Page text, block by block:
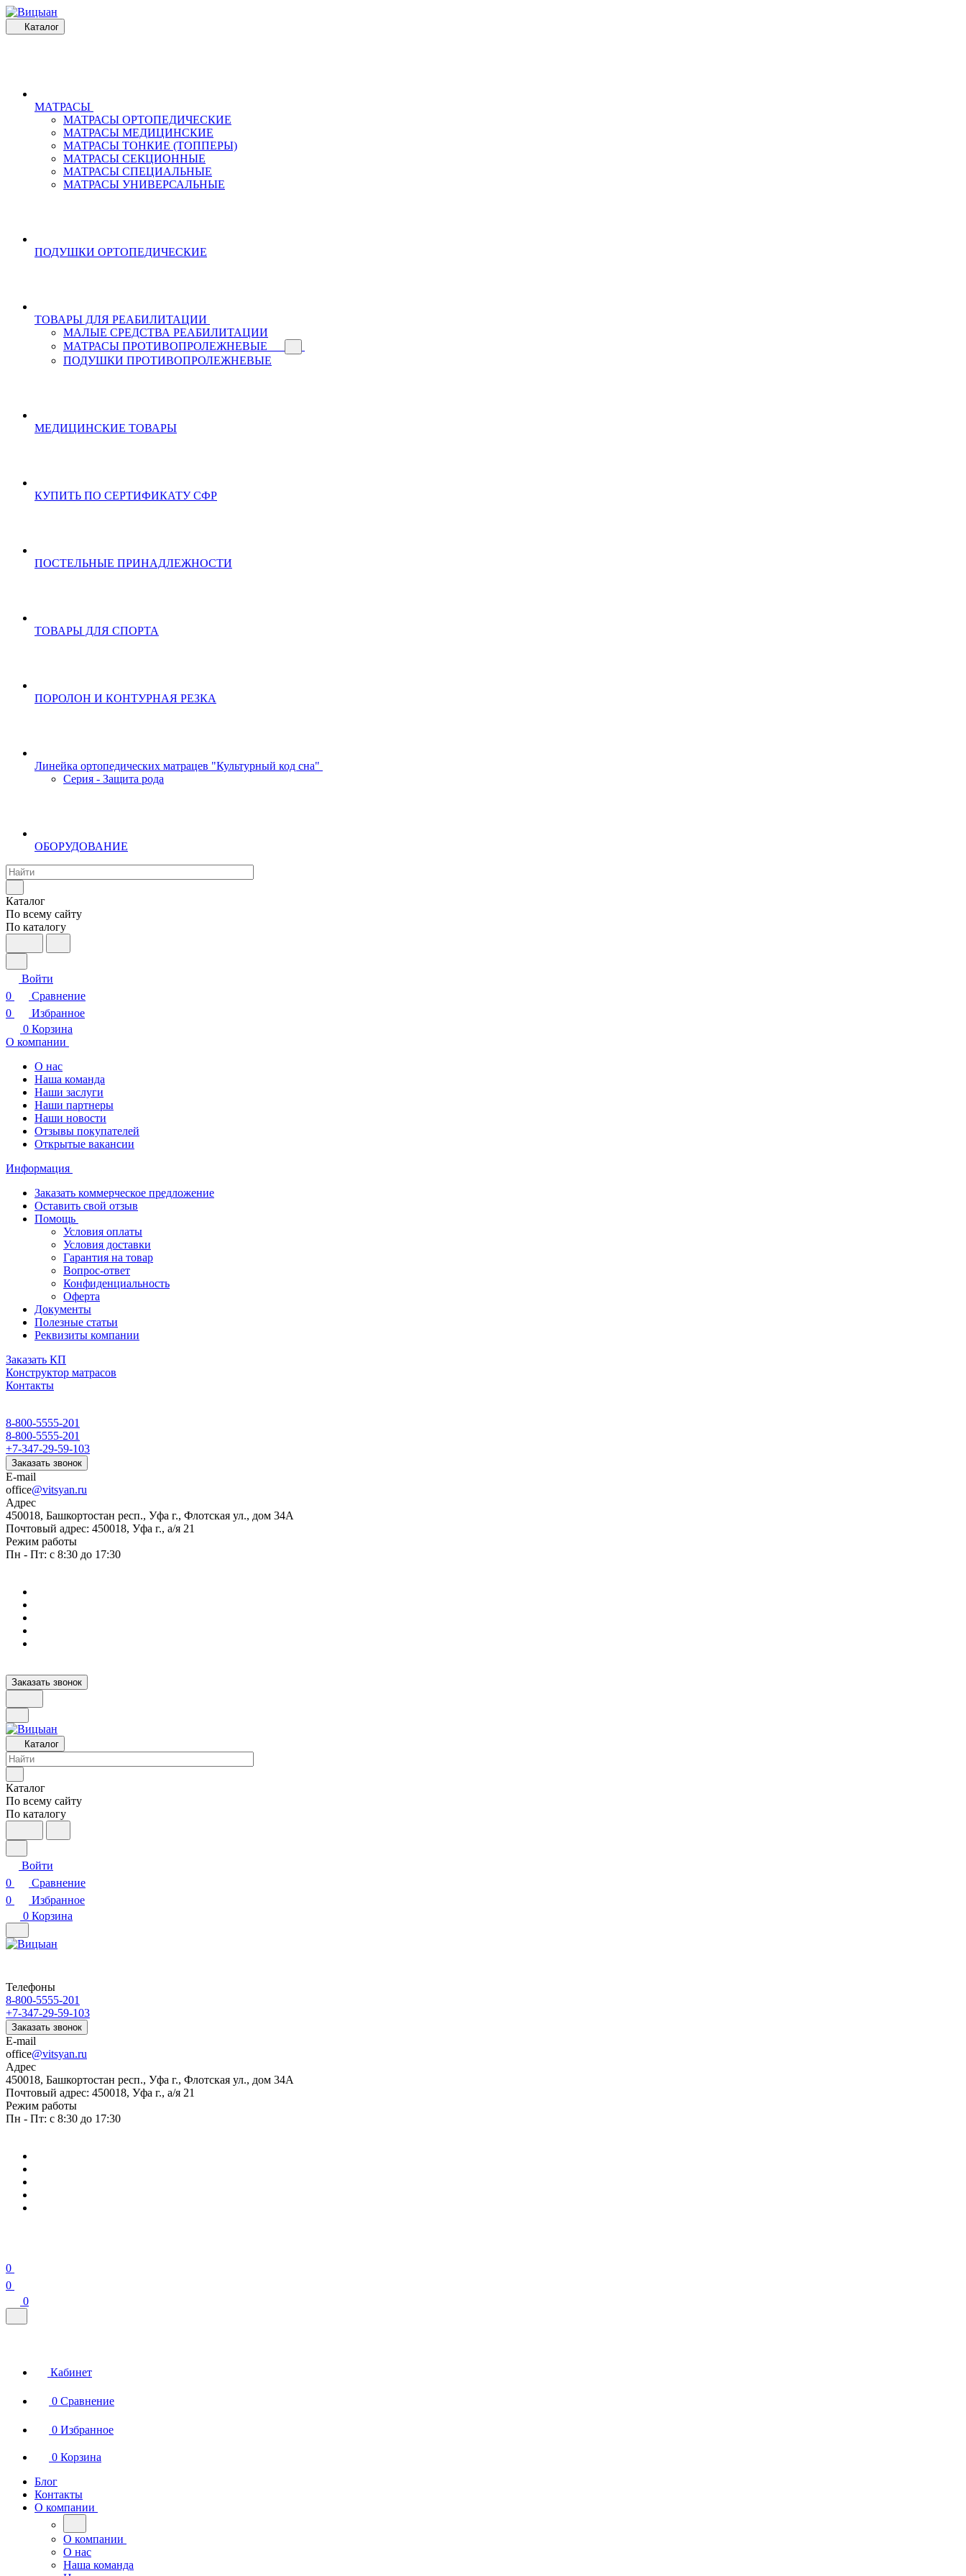
Каталог
МАТРАСЫ
МАТРАСЫ ОРТОПЕДИЧЕСКИЕ
МАТРАСЫ МЕДИЦИНСКИЕ
МАТРАСЫ ТОНКИЕ (ТОППЕРЫ)
МАТРАСЫ СЕКЦИОННЫЕ
МАТРАСЫ СПЕЦИАЛЬНЫЕ
МАТРАСЫ УНИВЕРСАЛЬНЫЕ
ПОДУШКИ ОРТОПЕДИЧЕСКИЕ
ТОВАРЫ ДЛЯ РЕАБИЛИТАЦИИ
МАЛЫЕ СРЕДСТВА РЕАБИЛИТАЦИИ
МАТРАСЫ ПРОТИВОПРОЛЕЖНЕВЫЕ
ПОДУШКИ ПРОТИВОПРОЛЕЖНЕВЫЕ
МЕДИЦИНСКИЕ ТОВАРЫ
КУПИТЬ ПО СЕРТИФИКАТУ СФР
ПОСТЕЛЬНЫЕ ПРИНАДЛЕЖНОСТИ
ТОВАРЫ ДЛЯ СПОРТА
ПОРОЛОН И КОНТУРНАЯ РЕЗКА
Линейка ортопедических матрацев "Культурный код сна"
Серия - Защита рода
ОБОРУДОВАНИЕ
Каталог
По всему сайту
По каталогу
Войти
0
Сравнение
0
Избранное
0 Корзина
О компании
О нас
Наша команда
Наши заслуги
Наши партнеры
Наши новости
Отзывы покупателей
Открытые вакансии
Информация
Заказать коммерческое предложение
Оставить свой отзыв
Помощь
Условия оплаты
Условия доставки
Гарантия на товар
Вопрос-ответ
Конфиденциальность
Оферта
Документы
Полезные статьи
Реквизиты компании
Заказать КП
Конструктор матрасов
Контакты
8-800-5555-201
8-800-5555-201
+7-347-29-59-103
Заказать звонок
E-mail
office@vitsyan.ru
Адрес
450018, Башкортостан респ., Уфа г., Флотская ул., дом 34А
Почтовый адрес: 450018, Уфа г., а/я 21
Режим работы
Пн - Пт: с 8:30 до 17:30
Заказать звонок
Каталог
Каталог
По всему сайту
По каталогу
Войти
0
Сравнение
0
Избранное
0 Корзина
Телефоны
8-800-5555-201
+7-347-29-59-103
Заказать звонок
E-mail
office@vitsyan.ru
Адрес
450018, Башкортостан респ., Уфа г., Флотская ул., дом 34А
Почтовый адрес: 450018, Уфа г., а/я 21
Режим работы
Пн - Пт: с 8:30 до 17:30
0
0
0
Кабинет
0 Сравнение
0 Избранное
0 Корзина
Блог
Контакты
О компании
О компании
О нас
Наша команда